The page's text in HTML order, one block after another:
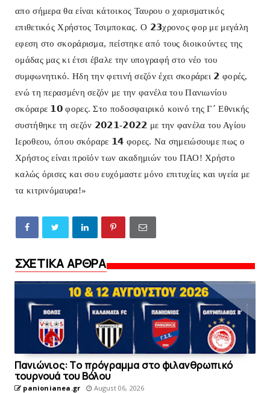
απο σήμερα θα είναι κάτοικος Ταυρου ο χαρισματικός
επιθετικός Χρήστος Τσιμποκας. Ο 𝟮𝟯χρονος φορ με μεγάλη
εφεση στο σκοράρισμα, πείστηκε από τους διοικούντες της
ομάδας μας κι έτσι έβαλε την υπογραφή στο νέο του
συμφωνητικό. Ηδη την φετινή σεζόν έχει σκοράρει 𝟮 φορές,
ενώ τη περασμένη σεζόν με την φανέλα του Πανιωνίου
σκόραρε 𝟭𝟬 φορες. Στο ποδοσφαιρικό κοινό της Γ´ Εθνικής
συστήθηκε τη σεζόν 𝟮𝟬𝟮𝟭-𝟮𝟬𝟮𝟮 με την φανέλα του Αγίου
Ιεροθεου, όπου σκόραρε 𝟭𝟰 φορες. Να σημειώσουμε πως ο
Χρήστος είναι προϊόν των ακαδημιών του ΠΑΟ! Χρήστο
καλώς όρισες και σου ευχόμαστε μόνο επιτυχίες και υγεία με
τα κιτρινόμαυρα!»
ΣΧΕΤΙΚΑ ΑΡΘΡΑ
Πανιώνιoς: Tο πρόγραμμα στο φιλανθρωπικό
τουρνουά του Bόλου
panionianea.gr August 06, 2026